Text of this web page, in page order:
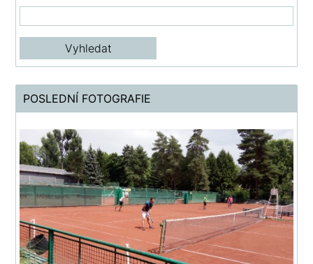
POSLEDNÍ FOTOGRAFIE